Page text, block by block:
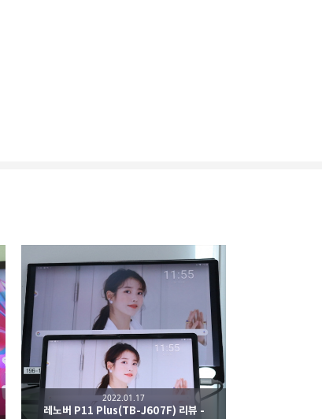
카카오스토리
레노버 P11 Plus(TB-J607F) 리뷰 -
2022.01.17